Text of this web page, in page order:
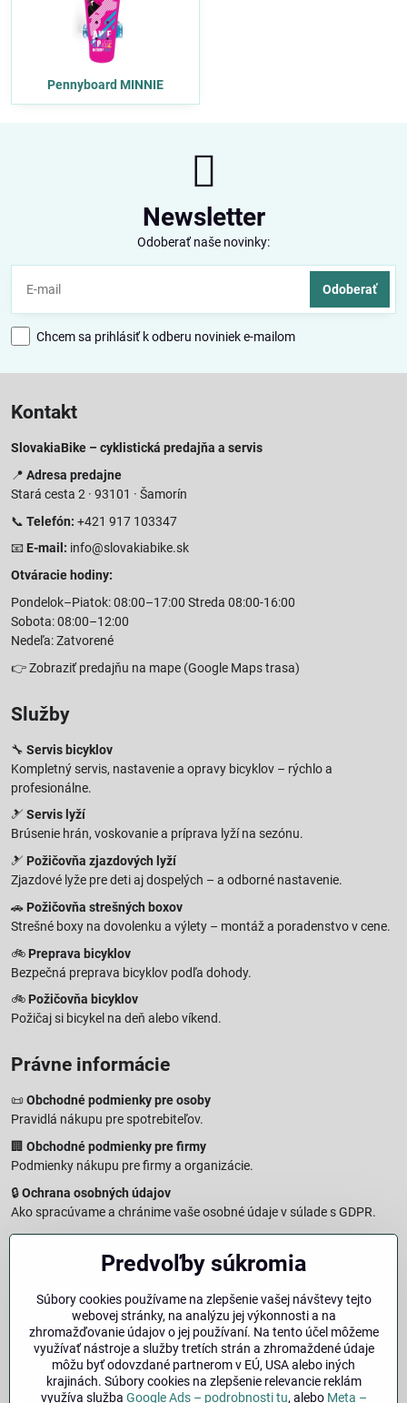
Pennyboard MINNIE
Newsletter
Odoberať naše novinky:
Odoberať
Chcem sa prihlásiť k odberu noviniek e-mailom
Kontakt
SlovakiaBike – cyklistická predajňa a servis
📍 Adresa predajne
Stará cesta 2 · 93101 · Šamorín
📞 Telefón: +421 917 103347
📧 E-mail: info@slovakiabike.sk
Otváracie hodiny:
Pondelok–Piatok: 08:00–17:00 Streda 08:00-16:00
Sobota: 08:00–12:00
Nedeľa: Zatvorené
👉Zobraziť predajňu na mape (Google Maps trasa)
Služby
🔧 Servis bicyklov
Kompletný servis, nastavenie a opravy bicyklov – rýchlo a
profesionálne.
🎿 Servis lyží
Brúsenie hrán, voskovanie a príprava lyží na sezónu.
🎿 Požičovňa zjazdových lyží
Zjazdové lyže pre deti aj dospelých – a odborné nastavenie.
🚗 Požičovňa strešných boxov
Strešné boxy na dovolenku a výlety – montáž a poradenstvo v cene.
🚲 Preprava bicyklov
Bezpečná preprava bicyklov podľa dohody.
🚲 Požičovňa bicyklov
Požičaj si bicykel na deň alebo víkend.
Právne informácie
📜 Obchodné podmienky pre osoby
Pravidlá nákupu pre spotrebiteľov.
🏢 Obchodné podmienky pre firmy
Podmienky nákupu pre firmy a organizácie.
🔒Ochrana osobných údajov
Ako spracúvame a chránime vaše osobné údaje v súlade s GDPR.
🧾Reklamačný formulár
Jednoduché podanie reklamácie
Vzorový formulár pre odstúpenie od zmluvy a vrátenie tovaru.
Právna doložka – Autorské práva
Informácie o ochrane obsahu, značiek a fotografií vrátane
podmienok.
Predvoľby súkromia
Súbory cookies používame na zlepšenie vašej návštevy tejto
webovej stránky, na analýzu jej výkonnosti a na
zhromažďovanie údajov o jej používaní. Na tento účel môžeme
využívať nástroje a služby tretích strán a zhromaždené údaje
môžu byť odovzdané partnerom v EÚ, USA alebo iných
krajinách. Súbory cookies na zlepšenie relevancie reklám
využíva služba Google Ads – podrobnosti tu, alebo Meta –